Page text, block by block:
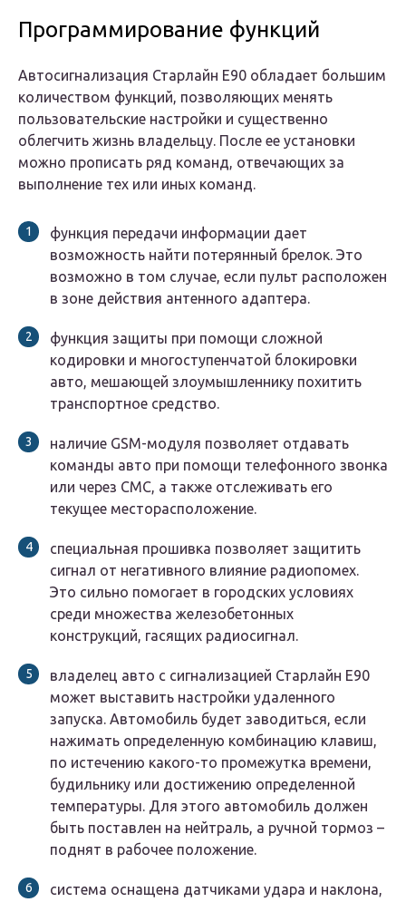
Программирование функций
Автосигнализация Старлайн Е90 обладает большим
количеством функций, позволяющих менять
пользовательские настройки и существенно
облегчить жизнь владельцу. После ее установки
можно прописать ряд команд, отвечающих за
выполнение тех или иных команд.
функция передачи информации дает
возможность найти потерянный брелок. Это
возможно в том случае, если пульт расположен
в зоне действия антенного адаптера.
функция защиты при помощи сложной
кодировки и многоступенчатой блокировки
авто, мешающей злоумышленнику похитить
транспортное средство.
наличие GSM-модуля позволяет отдавать
команды авто при помощи телефонного звонка
или через СМС, а также отслеживать его
текущее месторасположение.
специальная прошивка позволяет защитить
сигнал от негативного влияние радиопомех.
Это сильно помогает в городских условиях
среди множества железобетонных
конструкций, гасящих радиосигнал.
владелец авто с сигнализацией Старлайн Е90
может выставить настройки удаленного
запуска. Автомобиль будет заводиться, если
нажимать определенную комбинацию клавиш,
по истечению какого-то промежутка времени,
будильнику или достижению определенной
температуры. Для этого автомобиль должен
быть поставлен на нейтраль, а ручной тормоз –
поднят в рабочее положение.
система оснащена датчиками удара и наклона,